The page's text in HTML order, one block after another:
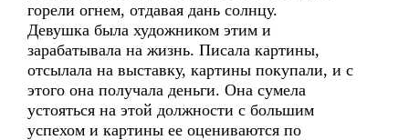
горели огнем, отдавая дань солнцу.
Девушка была художником этим и
зарабатывала на жизнь. Писала картины,
отсылала на выставку, картины покупали, и с
этого она получала деньги. Она сумела
устояться на этой должности с большим
успехом и картины ее оцениваются по